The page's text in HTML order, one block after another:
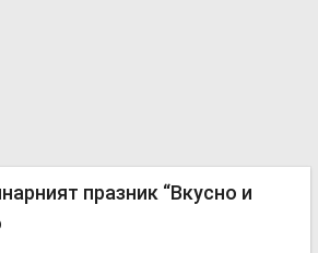
празник “Вкусно и